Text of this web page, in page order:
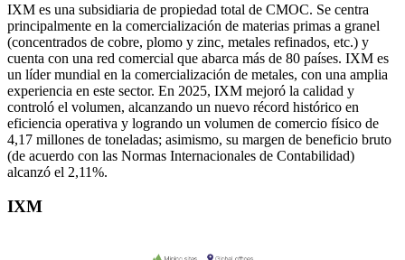
IXM es una subsidiaria de propiedad total de CMOC. Se centra
principalmente en la comercialización de materias primas a granel
(concentrados de cobre, plomo y zinc, metales refinados, etc.) y
cuenta con una red comercial que abarca más de 80 países. IXM es
un líder mundial en la comercialización de metales, con una amplia
experiencia en este sector. En 2025, IXM mejoró la calidad y
controló el volumen, alcanzando un nuevo récord histórico en
eficiencia operativa y logrando un volumen de comercio físico de
4,17 millones de toneladas; asimismo, su margen de beneficio bruto
(de acuerdo con las Normas Internacionales de Contabilidad)
alcanzó el 2,11%.
IXM